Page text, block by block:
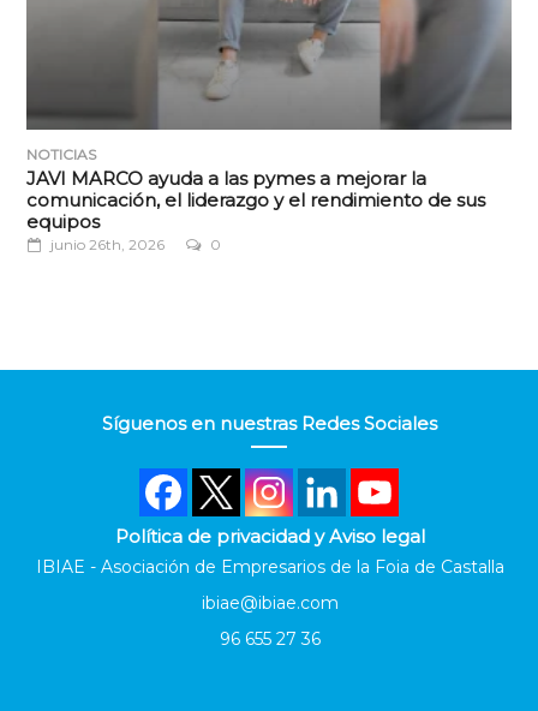
NOTICIAS
JAVI MARCO ayuda a las pymes a mejorar la
comunicación, el liderazgo y el rendimiento de sus
equipos
junio 26th, 2026 0
Síguenos en nuestras Redes Sociales
Política de privacidad y Aviso legal
IBIAE - Asociación de Empresarios de la Foia de Castalla
ibiae@ibiae.com
96 655 27 36